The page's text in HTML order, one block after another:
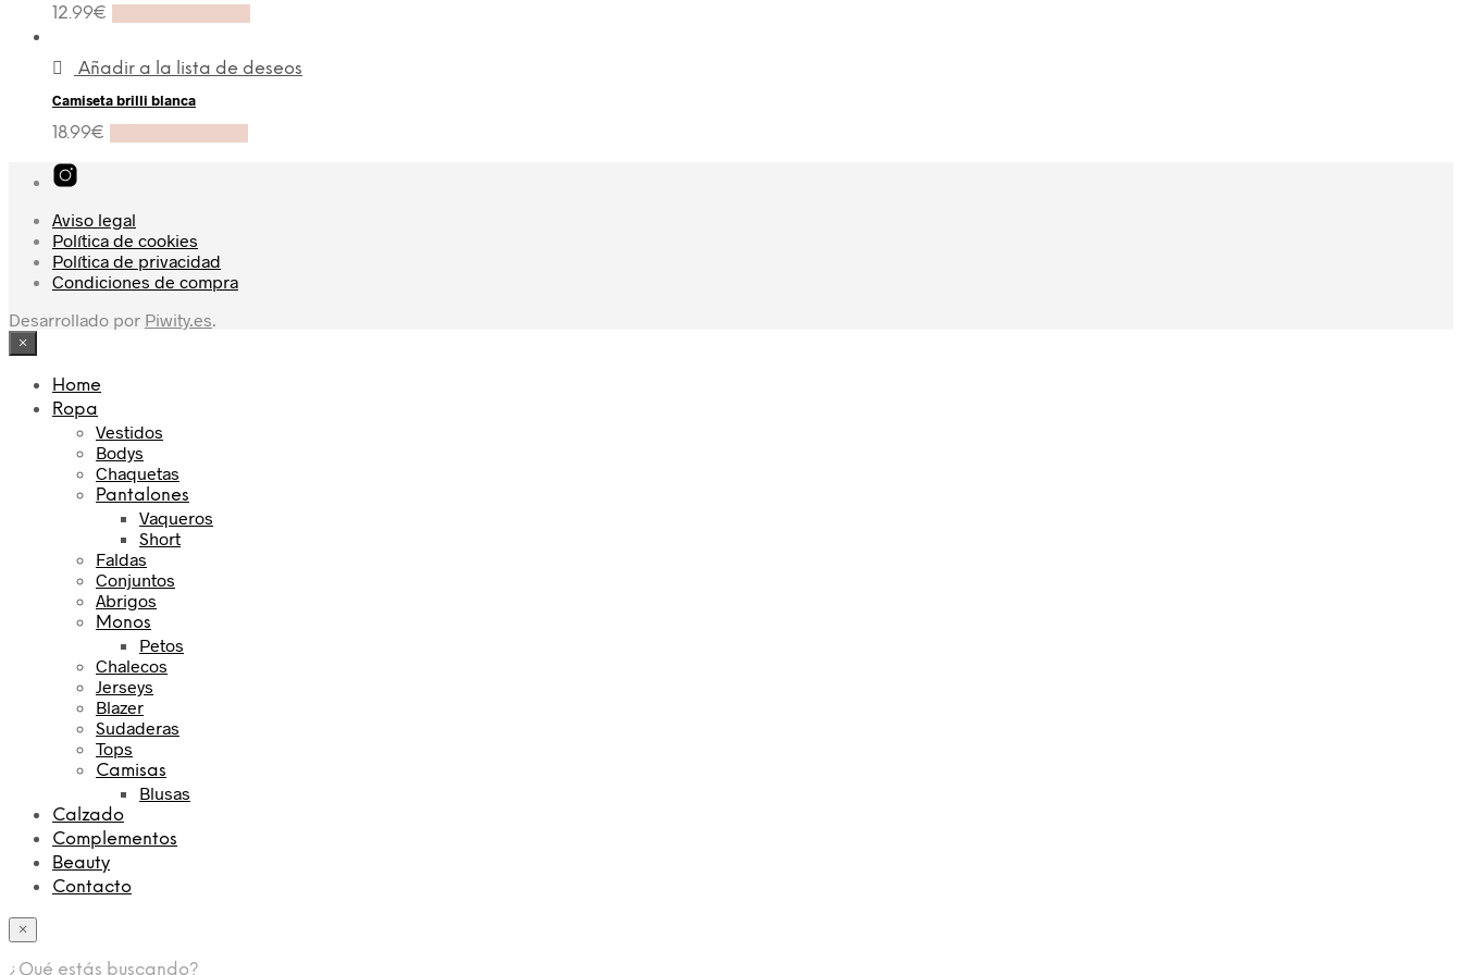
12.99€
Añadir a la lista de deseos
Camiseta brilli blanca
18.99€
Aviso legal
Política de cookies
Política de privacidad
Condiciones de compra
Desarrollado por Piwity.es.
×
Home
Ropa
Vestidos
Bodys
Chaquetas
Pantalones
Vaqueros
Short
Faldas
Conjuntos
Abrigos
Monos
Petos
Chalecos
Jerseys
Blazer
Sudaderas
Tops
Camisas
Blusas
Calzado
Complementos
Beauty
Contacto
×
¿Qué estás buscando?